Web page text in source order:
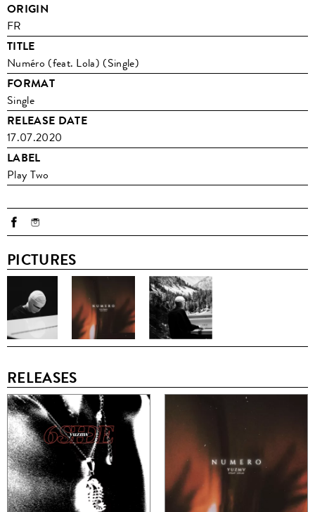
ORIGIN
FR
TITLE
Numéro (feat. Lola) (Single)
FORMAT
Single
RELEASE DATE
17.07.2020
LABEL
Play Two
PICTURES
RELEASES